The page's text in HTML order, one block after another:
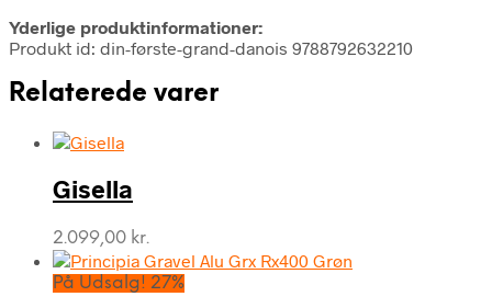
Yderlige produktinformationer:
Produkt id: din-første-grand-danois 9788792632210
Relaterede varer
Gisella
2.099,00 kr.
På Udsalg! 27%